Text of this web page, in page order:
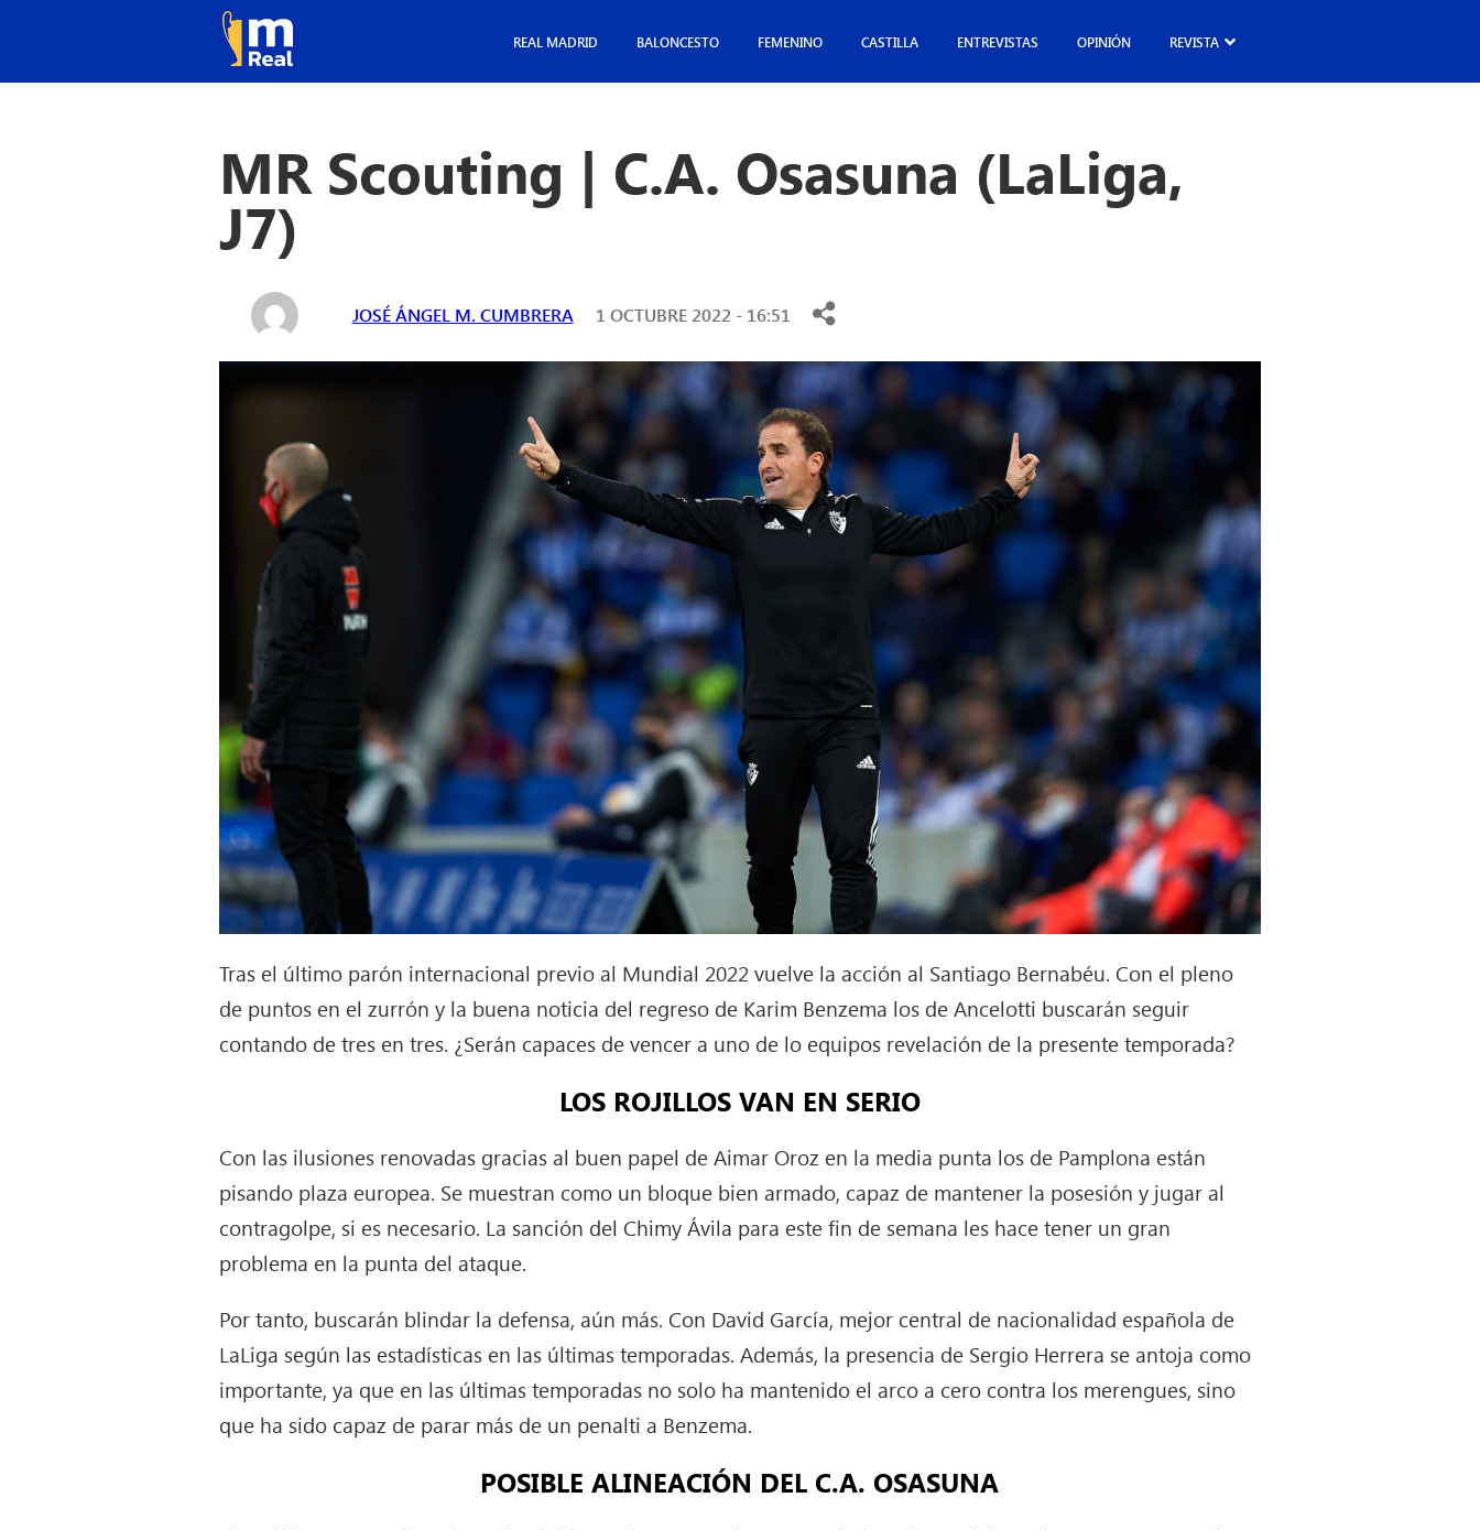
REAL MADRID BALONCESTO FEMENINO CASTILLA ENTREVISTAS OPINIÓN REVISTA
MR Scouting | C.A. Osasuna (LaLiga,
J7)
JOSÉ ÁNGEL M. CUMBRERA 1 OCTUBRE 2022 - 16:51
Tras el último parón internacional previo al Mundial 2022 vuelve la acción al Santiago Bernabéu. Con el pleno
de puntos en el zurrón y la buena noticia del regreso de Karim Benzema los de Ancelotti buscarán seguir
contando de tres en tres. ¿Serán capaces de vencer a uno de lo equipos revelación de la presente temporada?
LOS ROJILLOS VAN EN SERIO
Con las ilusiones renovadas gracias al buen papel de Aimar Oroz en la media punta los de Pamplona están
pisando plaza europea. Se muestran como un bloque bien armado, capaz de mantener la posesión y jugar al
contragolpe, si es necesario. La sanción del Chimy Ávila para este fin de semana les hace tener un gran
problema en la punta del ataque.
Por tanto, buscarán blindar la defensa, aún más. Con David García, mejor central de nacionalidad española de
LaLiga según las estadísticas en las últimas temporadas. Además, la presencia de Sergio Herrera se antoja como
importante, ya que en las últimas temporadas no solo ha mantenido el arco a cero contra los merengues, sino
que ha sido capaz de parar más de un penalti a Benzema.
POSIBLE ALINEACIÓN DEL C.A. OSASUNA